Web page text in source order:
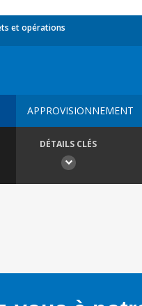
et opérations
APPROVISIONNEMENT
DÉTAILS CLÉS